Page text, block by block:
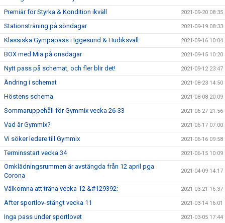
Premiär för Styrka & Kondition ikväll 2021-09-20 08:35
Stationsträning på söndagar 2021-09-19 08:33
Klassiska Gympapass i Iggesund & Hudiksvall 2021-09-16 10:04
BOX med Mia på onsdagar 2021-09-15 10:20
Nytt pass på schemat, och fler blir det! 2021-09-12 23:47
Ändring i schemat 2021-08-23 14:50
Höstens schema 2021-08-08 20:09
Sommaruppehåll för Gymmix vecka 26-33 2021-06-27 21:56
Vad är Gymmix? 2021-06-17 07:00
Vi söker ledare till Gymmix 2021-06-16 09:58
Terminsstart vecka 34 2021-06-15 10:09
Omklädningsrummen är avstängda från 12 april pga
Corona
2021-04-09 14:17
Välkomna att träna vecka 12 &#129392; 2021-03-21 16:37
After sportlov-stängt vecka 11 2021-03-14 16:01
Inga pass under sportlovet 2021-03-05 17:44